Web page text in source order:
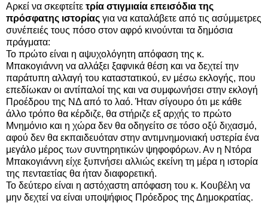
Αρκεί να σκεφτείτε τρία στιγμιαία επεισόδια της
πρόσφατης ιστορίας για να καταλάβετε από τις ασύμμετρες
συνέπειές τους πόσο στον αφρό κινούνται τα δημόσια
πράγματα:
Το πρώτο είναι η αψυχολόγητη απόφαση της κ.
Μπακογιάννη να αλλάξει ξαφνικά θέση και να δεχτεί την
παράτυπη αλλαγή του καταστατικού, εν μέσω εκλογής, που
επεδίωκαν οι αντίπαλοί της και να συμφωνήσει στην εκλογή
Προέδρου της ΝΔ από το λαό. Ήταν σίγουρο ότι με κάθε
άλλο τρόπο θα κέρδιζε, θα στήριζε εξ αρχής το πρώτο
Μνημόνιο και η χώρα δεν θα οδηγείτο σε τόσο οξύ διχασμό,
αφού δεν θα εκπαιδευόταν στην αντιμνημονιακή υστερία ένα
μεγάλο μέρος των συντηρητικών ψηφοφόρων. Αν η Ντόρα
Μπακογιάννη είχε ξυπνήσει αλλιώς εκείνη τη μέρα η ιστορία
της πενταετίας θα ήταν διαφορετική.
Το δεύτερο είναι η αστόχαστη απόφαση του κ. Κουβέλη να
μην δεχτεί να είναι υποψήφιος Πρόεδρος της Δημοκρατίας.